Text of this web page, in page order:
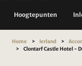
Hoogtepunten
Home Ierland
Clontarf Castle Hotel -